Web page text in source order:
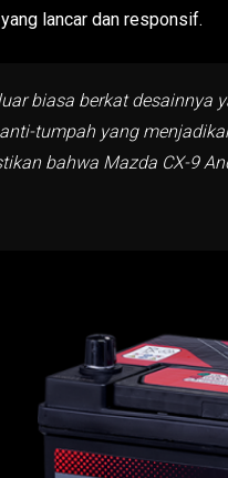
lancar dan responsif.
biasa berkat desainnya
tumpah yang
bahwa Mazda CX-9